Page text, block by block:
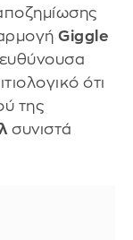
Giggle
ότι
της
συνιστά